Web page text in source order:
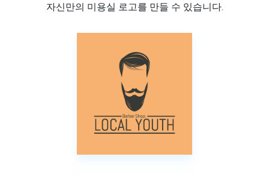
자신만의 미용실 로고를 만들 수 있습니다.